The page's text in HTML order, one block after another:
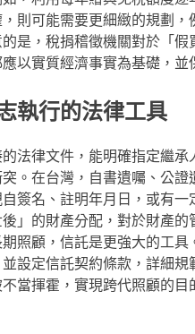
則可能需要更細緻的規劃
是，稅捐稽徵機關對於「
以實質經濟事實為基礎，
執行的法律工具
法律文件，能明確指定繼
。在台灣，自書遺囑、公
簽名、註明年月日，或有
」的財產分配，對於財產
照顧，信託是更強大的工
設定信託契約條款，詳細
當揮霍，實現跨代照顧的